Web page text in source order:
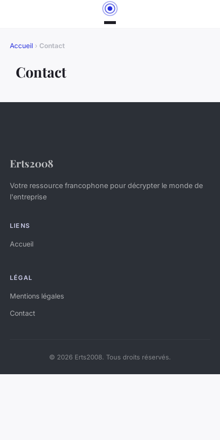
Accueil › Contact
Contact
Erts2008
Votre ressource francophone pour décrypter le monde de
l'entreprise
LIENS
Accueil
LÉGAL
Mentions légales
Contact
© 2026 Erts2008. Tous droits réservés.